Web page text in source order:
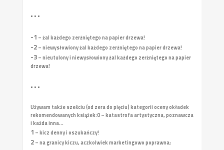
• • •
-1 – żal każdego zerżniętego na papier drzewa!
-2– niewysłowiony żal każdego zerżniętego na papier drzewa!
-3– nieutulony i niewysłowiony żal każdego zerżniętego na papier
drzewa!
• • •
Używam także sześciu (od zera do pięciu) kategorii oceny okładek
rekomendowanych książek:0 – katastrofa artystyczna, poznawcza
i każda inna...
1 – kicz denny i oszukańczy!
2– na granicy kiczu, aczkolwiek marketingowo poprawna;